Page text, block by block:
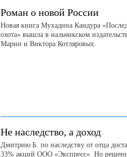
Роман о новой России
Новая книга Мухадина Кандура
охота» вышла в нальчикском
Марии и Виктора Котляровых.
Не наследство, а доход
Дмитрию Б. по наследству от отца
33% акций ООО «Экспресс». Но